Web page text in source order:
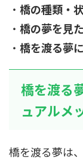
・ 橋の種類・
・ 橋の夢を見
・ 橋を渡る夢
橋を渡る
ュアルメ
橋を渡る夢は